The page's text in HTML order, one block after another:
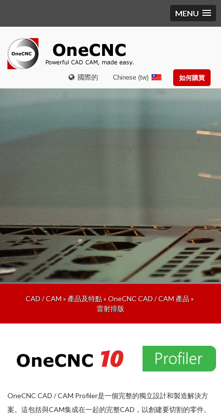
MENU
國際的 如何購買
Chinese (tw)
CAD / CAM» 產品及特點»OneCNC CAD / CAM 產品»
雷射排版
OneCNC CAD / CAM Profiler是一個完整的獨立設計和製造解決方
案。這包括與CAM集成在一起的完整CAD，以創建要切割的零件。